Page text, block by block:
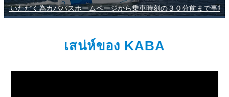
く為カババスホームページから乗車時刻の３０分前まで事前予
เสน่ห์ของ KABA